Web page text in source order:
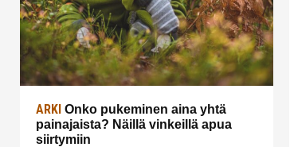
ARKI Onko pukeminen aina yhtä
painajaista? Näillä vinkeillä apua
siirtymiin